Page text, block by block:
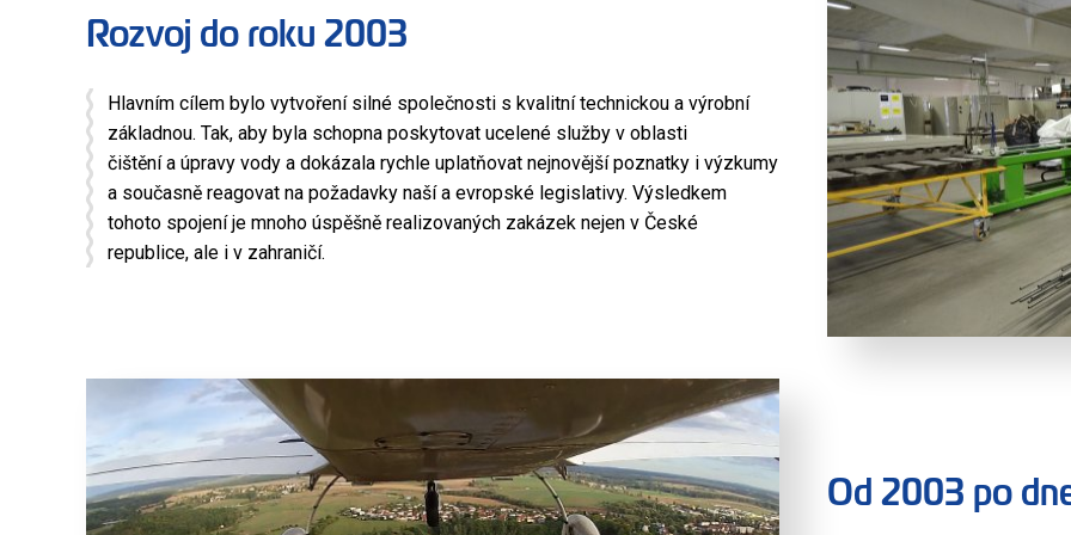
Rozvoj do roku 2003
Hlavním cílem bylo vytvoření silné společnosti s kvalitní technickou a výrobní
základnou. Tak, aby byla schopna poskytovat ucelené služby v oblasti
čištění a úpravy vody a dokázala rychle uplatňovat nejnovější poznatky i výzkumy
a současně reagovat na požadavky naší a evropské legislativy. Výsledkem
tohoto spojení je mnoho úspěšně realizovaných zakázek nejen v České
republice, ale i v zahraničí.
Od 2003 po